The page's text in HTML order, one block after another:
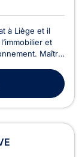
à Liège et il
et
Maître
matière de